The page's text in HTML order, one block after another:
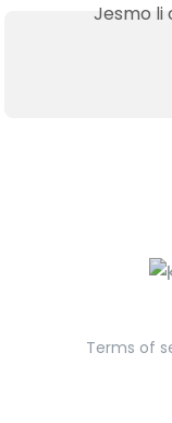
Jesmo li
Terms of